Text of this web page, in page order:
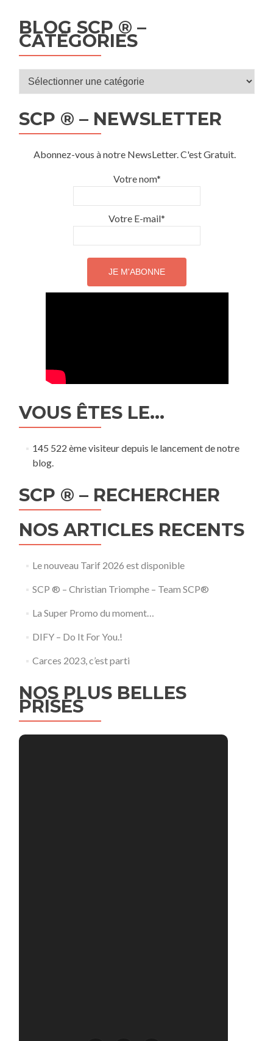
BLOG SCP ® –
CATÉGORIES
Blog
–
Catégories
SCP ® – NEWSLETTER
Abonnez-vous à notre NewsLetter. C'est Gratuit.
Votre nom*
Votre E-mail*
VOUS ÊTES LE…
145 522 ème visiteur depuis le lancement de notre
blog.
SCP ® – RECHERCHER
NOS ARTICLES RECENTS
Le nouveau Tarif 2026 est disponible
SCP ® – Christian Triomphe – Team SCP®
La Super Promo du moment…
DIFY – Do It For You.!
Carces 2023, c’est parti
NOS PLUS BELLES
PRISES